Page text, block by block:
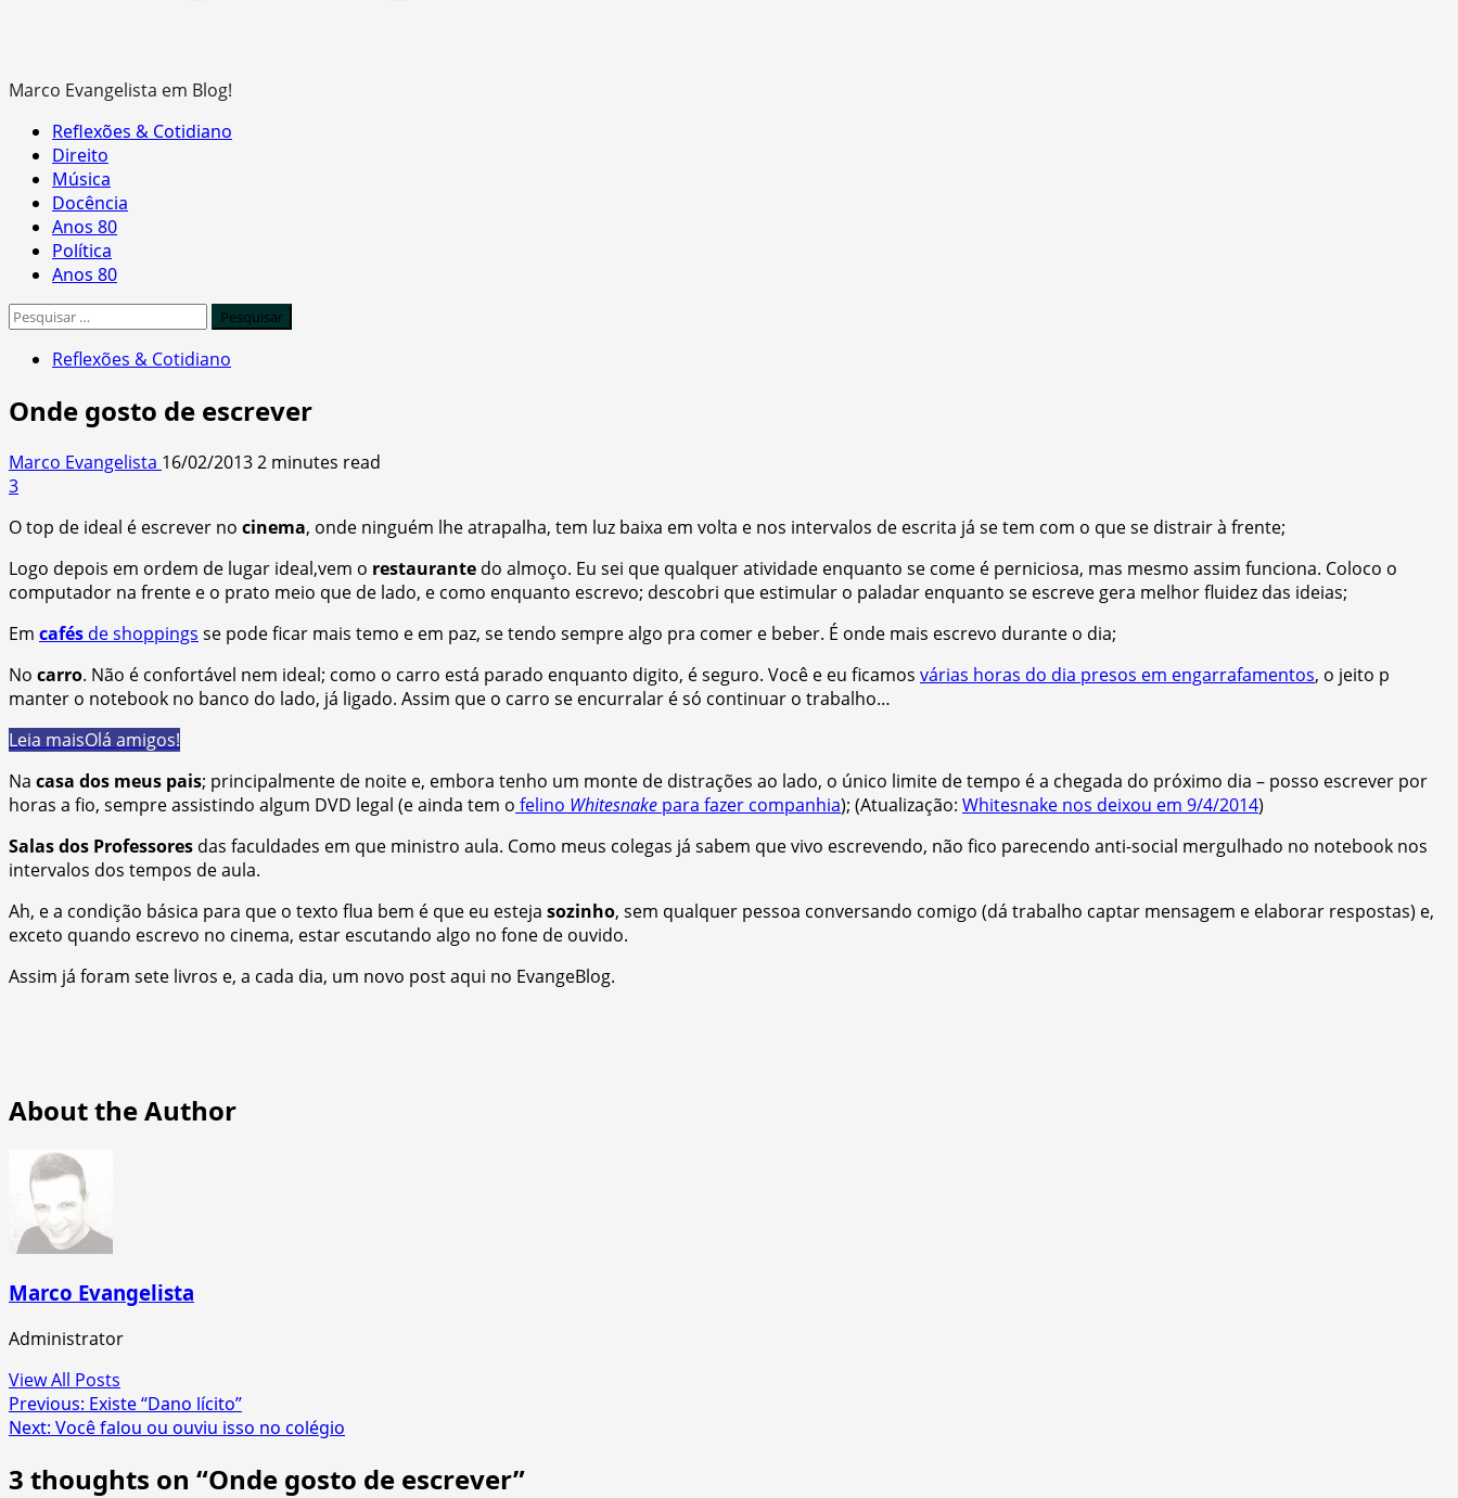
Marco Evangelista em Blog!
Primary
Menu
Reflexões & Cotidiano
Direito
Música
Docência
Anos 80
Política
Anos 80
Pesquisar
Reflexões & Cotidiano
Onde gosto de escrever
Marco Evangelista 16/02/20132 minutes read
3
O top de ideal é escrever no cinema, onde ninguém lhe atrapalha, tem luz baixa em volta e nos intervalos de escrita já se tem com o que se distrair à frente;
Logo depois em ordem de lugar ideal,vem o restaurante do almoço. Eu sei que qualquer atividade enquanto se come é perniciosa, mas mesmo assim funciona. Coloco o
computador na frente e o prato meio que de lado, e como enquanto escrevo; descobri que estimular o paladar enquanto se escreve gera melhor fluidez das ideias;
Em cafés de shoppings se pode ficar mais temo e em paz, se tendo sempre algo pra comer e beber. É onde mais escrevo durante o dia;
No carro. Não é confortável nem ideal; como o carro está parado enquanto digito, é seguro. Você e eu ficamos várias horas do dia presos em engarrafamentos, o jeito p
manter o notebook no banco do lado, já ligado. Assim que o carro se encurralar é só continuar o trabalho…
Leia maisOlá amigos!
Na casa dos meus pais; principalmente de noite e, embora tenho um monte de distrações ao lado, o único limite de tempo é a chegada do próximo dia – posso escrever por
horas a fio, sempre assistindo algum DVD legal (e ainda tem o felino Whitesnake para fazer companhia); (Atualização: Whitesnake nos deixou em 9/4/2014)
Salas dos Professores das faculdades em que ministro aula. Como meus colegas já sabem que vivo escrevendo, não fico parecendo anti-social mergulhado no notebook nos
intervalos dos tempos de aula.
Ah, e a condição básica para que o texto flua bem é que eu esteja sozinho, sem qualquer pessoa conversando comigo (dá trabalho captar mensagem e elaborar respostas) e,
exceto quando escrevo no cinema, estar escutando algo no fone de ouvido.
Assim já foram sete livros e, a cada dia, um novo post aqui no EvangeBlog.
About the Author
Marco Evangelista
Administrator
View All Posts
Post
navigation
Previous: Existe “Dano lícito”
Next: Você falou ou ouviu isso no colégio
3 thoughts on “Onde gosto de escrever”